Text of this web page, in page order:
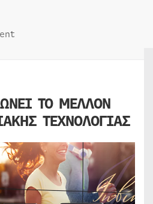
ΤΟ ΜΕΛΛΟΝ
ΤΕΧΝΟΛΟΓΙΑΣ